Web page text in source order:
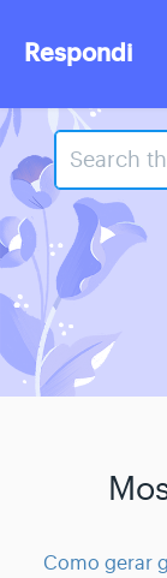
Respondi
Como gerar